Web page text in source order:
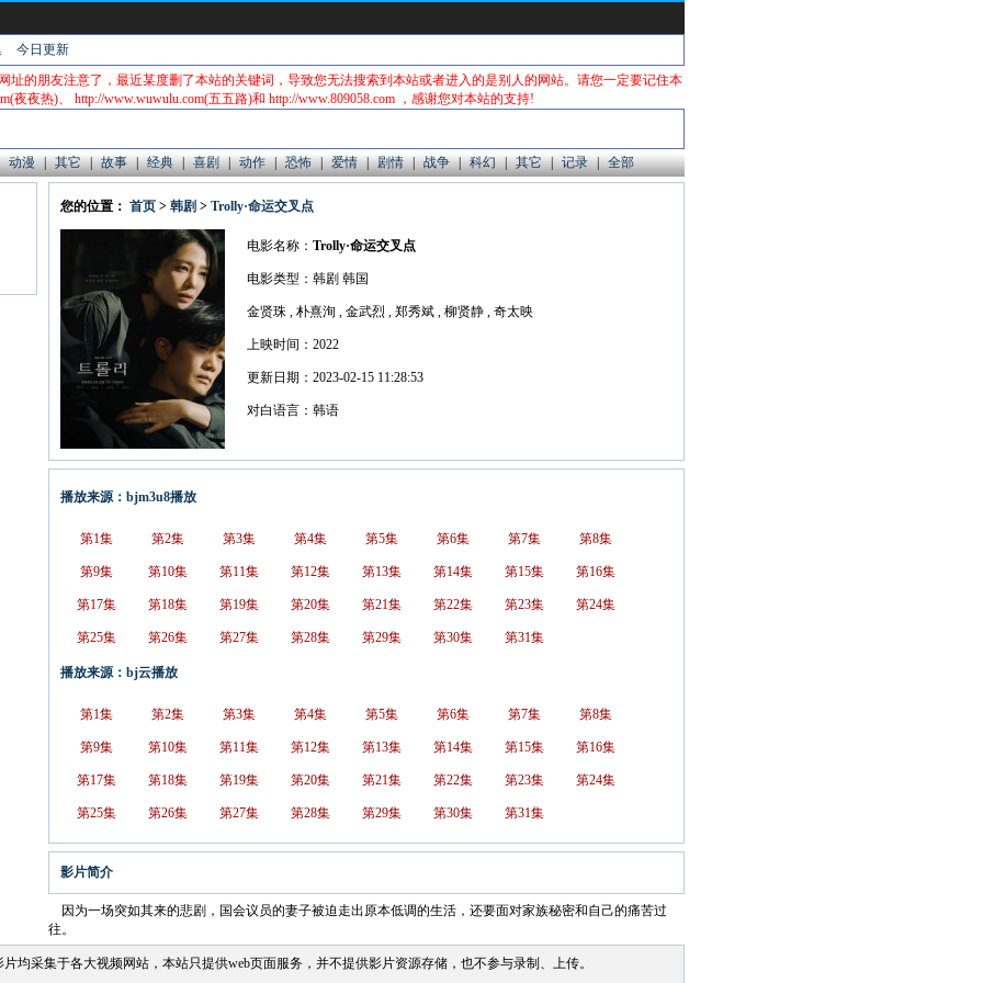
今日更新
址的朋友注意了，最近某度删了本站的关键词，导致您无法搜索到本站或者进入的是别人的网站。请您一定要记住本
夜夜热)、 http://www.wuwulu.com(五五路)和 http://www.809058.com ，感谢您对本站的支持!
动漫 | 其它 | 故事 | 经典 | 喜剧 | 动作 | 恐怖 | 爱情 | 剧情 | 战争 | 科幻 | 其它 | 记录 | 全部
您的位置： 首页 > 韩剧 > Trolly·命运交叉点
电影名称： Trolly·命运交叉点
电影类型：韩剧 韩国
金贤珠 , 朴熹洵 , 金武烈 , 郑秀斌 , 柳贤静 , 奇太映
上映时间：2022
更新日期：2023-02-15 11:28:53
对白语言：韩语
播放来源：bjm3u8播放
第1集 第2集 第3集 第4集 第5集 第6集 第7集 第8集
第9集 第10集 第11集 第12集 第13集 第14集 第15集 第16集
第17集 第18集 第19集 第20集 第21集 第22集 第23集 第24集
第25集 第26集 第27集 第28集 第29集 第30集 第31集
播放来源：bj云播放
第1集 第2集 第3集 第4集 第5集 第6集 第7集 第8集
第9集 第10集 第11集 第12集 第13集 第14集 第15集 第16集
第17集 第18集 第19集 第20集 第21集 第22集 第23集 第24集
第25集 第26集 第27集 第28集 第29集 第30集 第31集
影片简介
因为一场突如其来的悲剧，国会议员的妻子被迫走出原本低调的生活，还要面对家族秘密和自己的痛苦过
往。
均采集于各大视频网站，本站只提供web页面服务，并不提供影片资源存储，也不参与录制、上传。